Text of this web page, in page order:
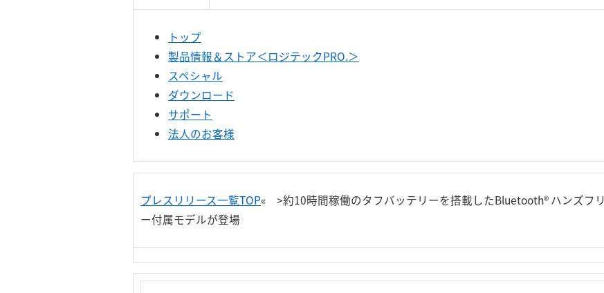
トップ
製品情報＆ストア＜ロジテックPRO.＞
スペシャル
ダウンロード
サポート
法人のお客様
プレスリリース一覧TOP« >約10時間稼働のタフバッテリーを搭載したBluetooth® ハンズフ
ー付属モデルが登場